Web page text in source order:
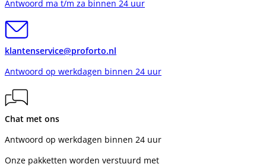
Antwoord ma t/m za binnen 24 uur
klantenservice@proforto.nl
Antwoord op werkdagen binnen 24 uur
Chat met ons
Antwoord op werkdagen binnen 24 uur
Onze pakketten worden verstuurd met